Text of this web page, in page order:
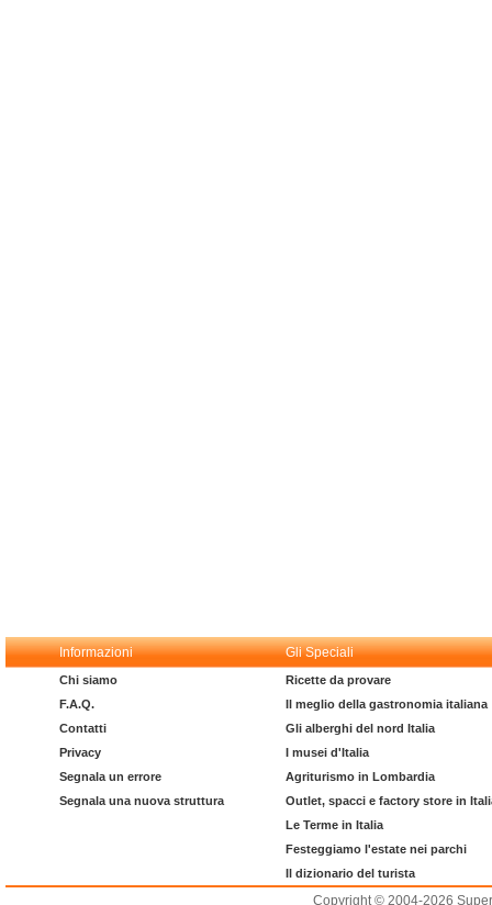
Informazioni Gli Speciali
Chi siamo
F.A.Q.
Contatti
Privacy
Segnala un errore
Segnala una nuova struttura
Ricette da provare
Il meglio della gastronomia italiana
Gli alberghi del nord Italia
I musei d'Italia
Agriturismo in Lombardia
Outlet, spacci e factory store in
Le Terme in Italia
Festeggiamo l'estate nei parchi
Il dizionario del turista
Copyright © 2004-2026